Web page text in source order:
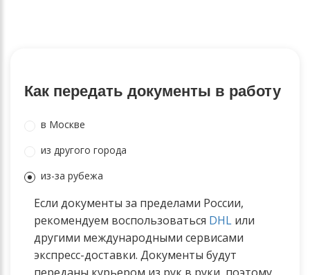
Как передать документы в работу
в Москве
из другого города
из-за рубежа
Если документы за пределами России,
рекомендуем воспользоваться DHL или
другими международными сервисами
экспресс-доставки. Документы будут